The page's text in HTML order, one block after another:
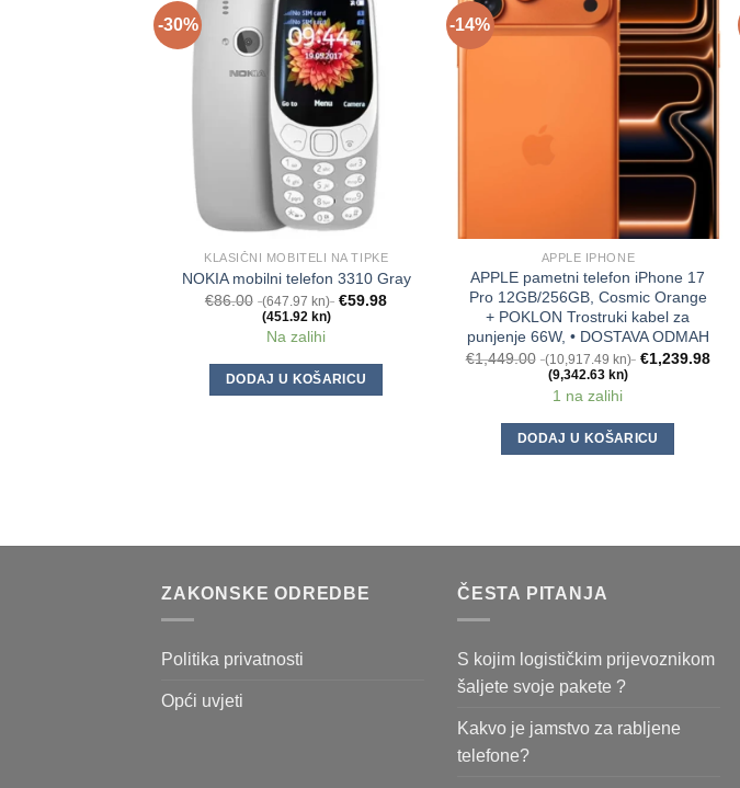
-30%
KLASIČNI MOBITELI NA TIPKE
NOKIA mobilni telefon 3310 Gray
€86.00 (647.97 kn) €59.98
(451.92 kn)
Na zalihi
DODAJ U KOŠARICU
-14%
APPLE IPHONE
APPLE pametni telefon iPhone 17
Pro 12GB/256GB, Cosmic Orange
+ POKLON Trostruki kabel za
punjenje 66W, • DOSTAVA ODMAH
€1,449.00 (10,917.49 kn) €1,239.98
(9,342.63 kn)
1 na zalihi
DODAJ U KOŠARICU
ZAKONSKE ODREDBE
Politika privatnosti
Opći uvjeti
ČESTA PITANJA
S kojim logističkim prijevoznikom
šaljete svoje pakete ?
Kakvo je jamstvo za rabljene
telefone?